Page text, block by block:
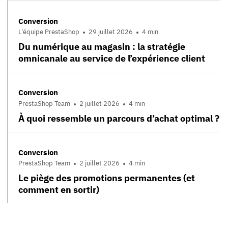
Conversion
L'équipe PrestaShop 29 juillet 2026 4 min
Du numérique au magasin : la stratégie
omnicanale au service de l’expérience client
Conversion
PrestaShop Team 2 juillet 2026 4 min
À quoi ressemble un parcours d’achat optimal ?
Conversion
PrestaShop Team 2 juillet 2026 4 min
Le piège des promotions permanentes (et
comment en sortir)